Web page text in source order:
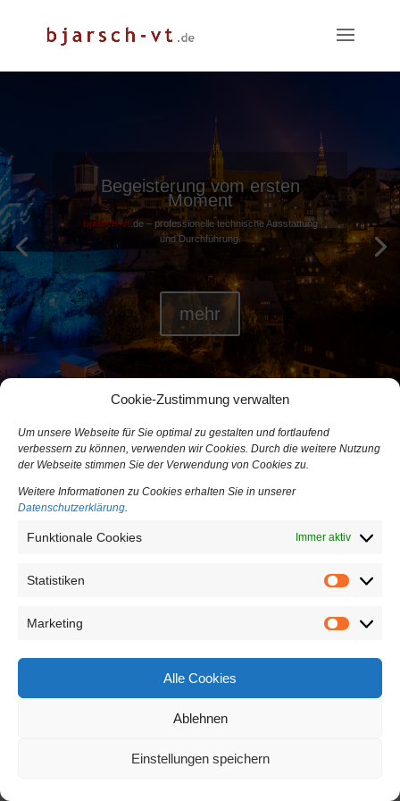
Cookie-Zustimmung verwalten
Um unsere Webseite für Sie optimal zu gestalten und fortlaufend
verbessern zu können, verwenden wir Cookies. Durch die weitere Nutzung
der Webseite stimmen Sie der Verwendung von Cookies zu.
Weitere Informationen zu Cookies erhalten Sie in unserer
Datenschutzerklärung.
Funktionale Cookies Immer aktiv
Statistiken Statistiken
Marketing Marketing
Alle Cookies
Ablehnen
Einstellungen speichern
Begeisterung vom ersten
Moment
bjarsch-vt.de – professionelle technische Ausstattung
und Durchführung.
mehr
Herzlich willkommen bei bjarsch-vt.de
Wir bieten Veranstaltungstechnik nach dem neuesten Stand für Sie
Modernste Technik gepaart mit dem besonderem know-how.
© 2022 bjarsch-vt.de - beschalle.es | beleuchte.es | veranstalte.es |